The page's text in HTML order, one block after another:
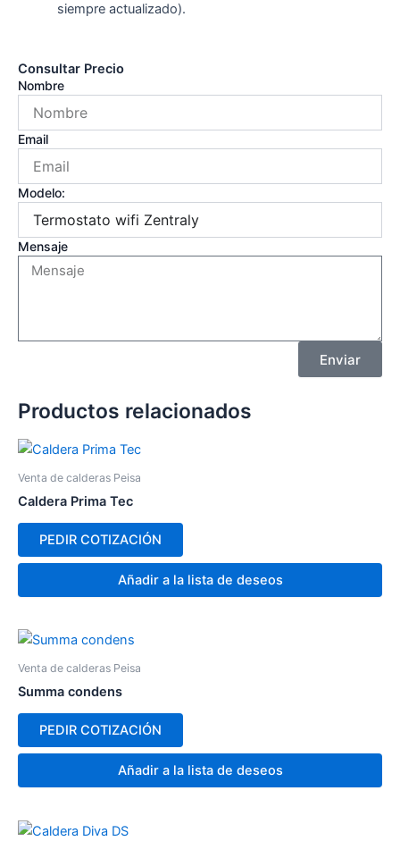
siempre actualizado).
Consultar Precio
Nombre
Email
Modelo:
Mensaje
Enviar
Productos relacionados
Venta de calderas Peisa
Caldera Prima Tec
PEDIR COTIZACIÓN
Añadir a la lista de deseos
Venta de calderas Peisa
Summa condens
PEDIR COTIZACIÓN
Añadir a la lista de deseos